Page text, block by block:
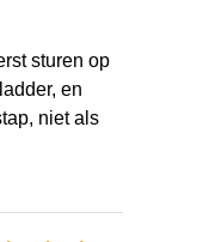
sturen op
en
niet als